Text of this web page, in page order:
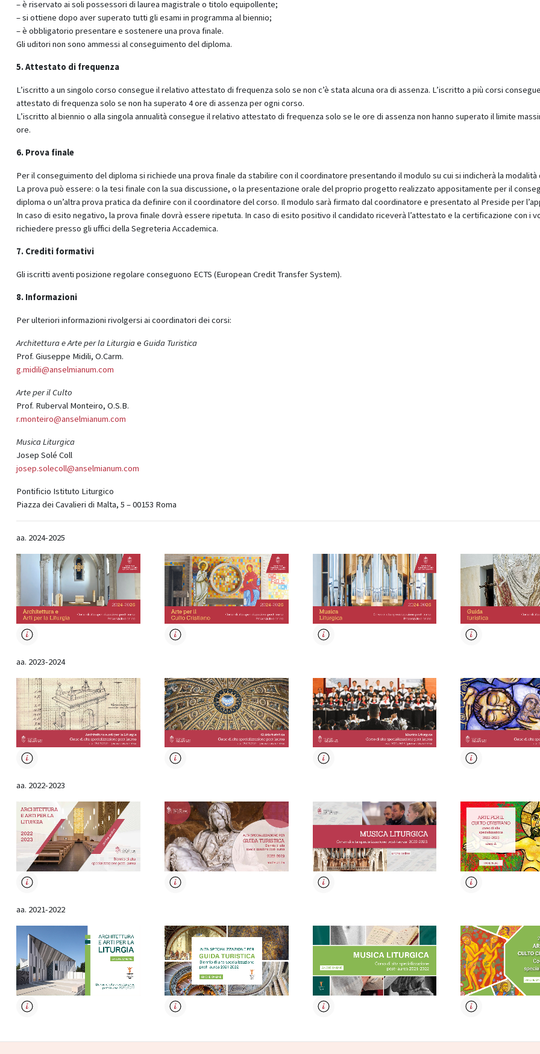
– è riservato ai soli possessori di laurea magistrale o titolo equipollente;
– si ottiene dopo aver superato tutti gli esami in programma al biennio;
– è obbligatorio presentare e sostenere una prova finale.
Gli uditori non sono ammessi al conseguimento del diploma.
5. Attestato di frequenza
L’iscritto a un singolo corso consegue il relativo attestato di frequenza solo se non c’è stata alcuna ora di assenza. L’iscritto a più corsi
attestato di frequenza solo se non ha superato 4 ore di assenza per ogni corso.
L’iscritto al biennio o alla singola annualità consegue il relativo attestato di frequenza solo se le ore di assenza non hanno superato il limite
ore.
6. Prova finale
Per il conseguimento del diploma si richiede una prova finale da stabilire con il coordinatore presentando il modulo su cui si indicherà la modalità
La prova può essere: o la tesi finale con la sua discussione, o la presentazione orale del proprio progetto realizzato appositamente per il
diploma o un’altra prova pratica da definire con il coordinatore del corso. Il modulo sarà firmato dal coordinatore e presentato al Preside per
In caso di esito negativo, la prova finale dovrà essere ripetuta. In caso di esito positivo il candidato riceverà l’attestato e la certificazione con i
richiedere presso gli uffici della Segreteria Accademica.
7. Crediti formativi
Gli iscritti aventi posizione regolare conseguono ECTS (European Credit Transfer System).
8. Informazioni
Per ulteriori informazioni rivolgersi ai coordinatori dei corsi:
Architettura e Arte per la Liturgiae Guida Turistica
Prof. Giuseppe Midili, O.Carm.
g.midili@anselmianum.com
Arte per il Culto
Prof. Ruberval Monteiro, O.S.B.
r.monteiro@anselmianum.com
Musica Liturgica
Josep Solé Coll
josep.solecoll@anselmianum.com
Pontificio Istituto Liturgico
Piazza dei Cavalieri di Malta, 5 – 00153 Roma
aa. 2024-2025
aa. 2023-2024
aa. 2022-2023
aa. 2021-2022